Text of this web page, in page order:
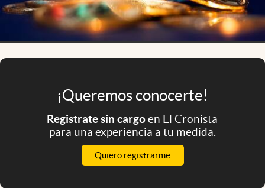
Mediakit
abre en nueva pestaña
¡Queremos conocerte!
Registrate sin cargoen El Cronista
para una experiencia a tu medida.
Quiero registrarme